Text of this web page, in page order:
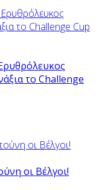
το Challenge
οι Βέλγοι!